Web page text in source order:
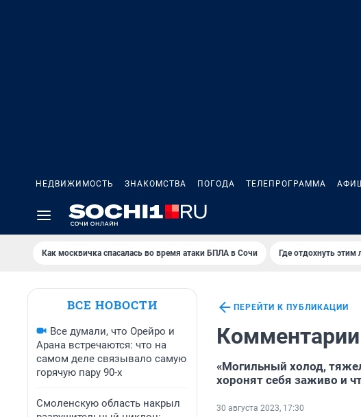
НЕДВИЖИМОСТЬ ЗНАКОМСТВА ПОГОДА ТЕЛЕПРОГРАММА
Как москвичка спасалась во время атаки БПЛА в Сочи Где отдохнуть этим
ВСЕ НОВОСТИ
Все думали, что Орейро и
Арана встречаются: что на
самом деле связывало самую
горячую пару 90-х
Смоленскую область накрыл
ПЕРЕЙТИ К ПУБЛИКАЦИИ
«Могильный холод,
хоронят себя заживо и
30 августа 2023, 17:30